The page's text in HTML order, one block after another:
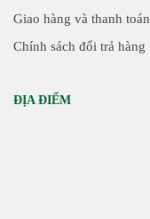
Giao hàng và thanh toán
Chính sách đổi trả hàng
ĐỊA ĐIỂM